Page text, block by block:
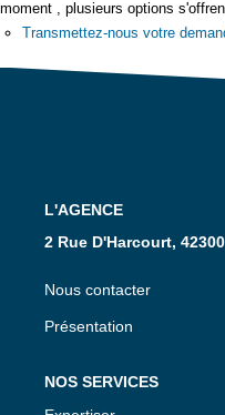
moment , plusieurs options
Transmettez-nous votre
L'AGENCE
2 Rue D'Harcourt,
Nous contacter
Présentation
NOS SERVICES